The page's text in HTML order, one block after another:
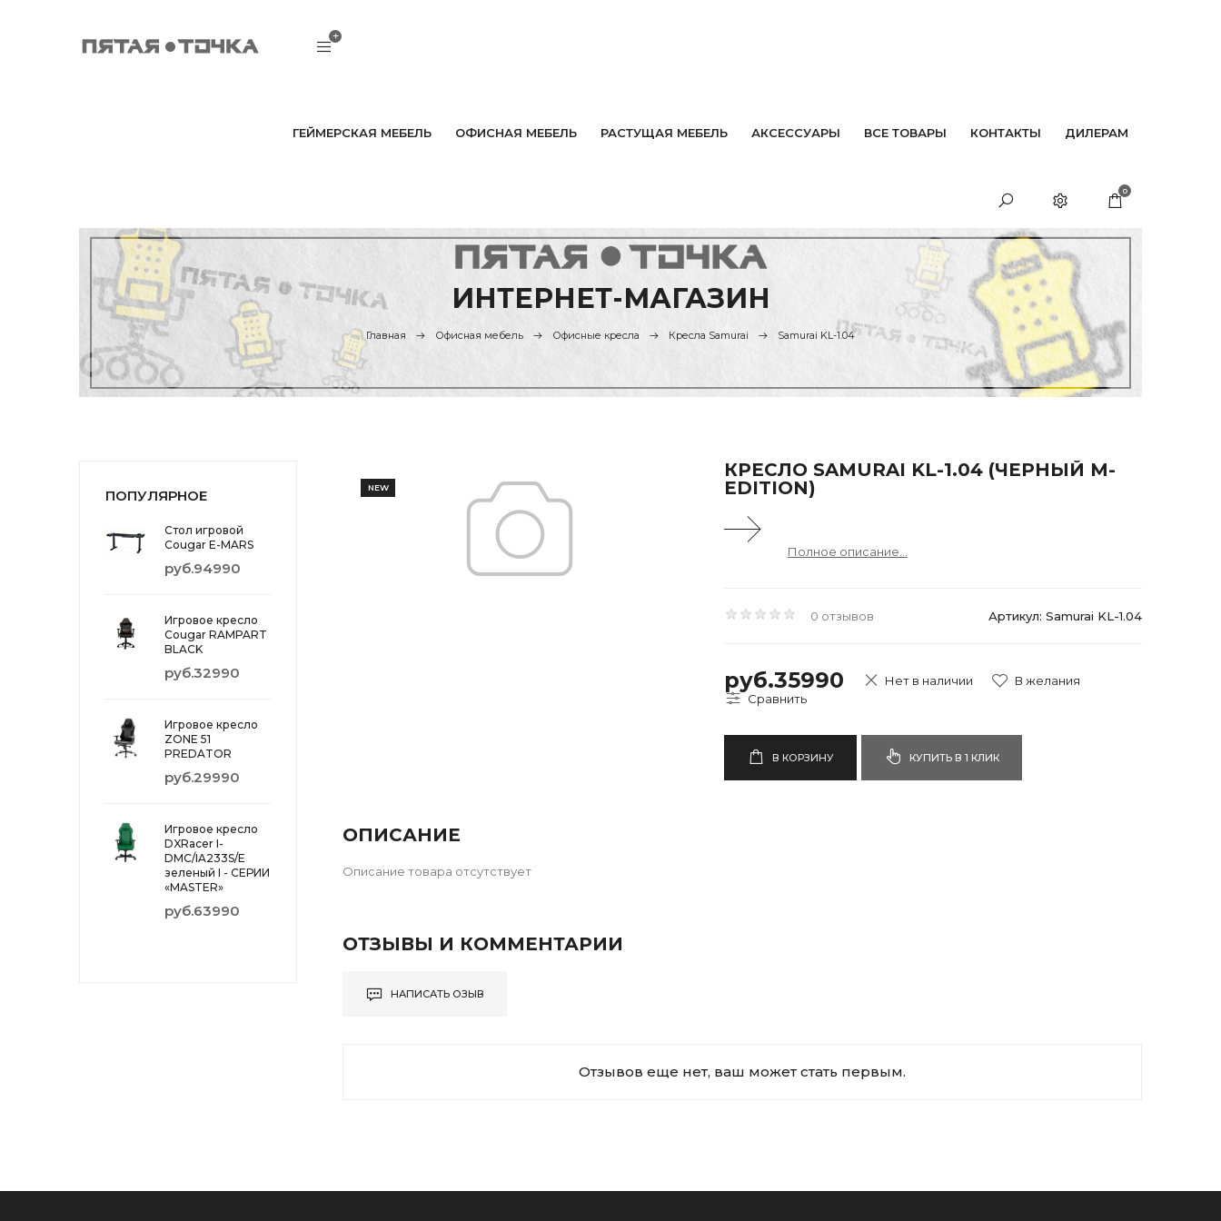
ГЕЙМЕРСКАЯ МЕБЕЛЬ ОФИСНАЯ МЕБЕЛЬ РАСТУЩАЯ МЕБЕЛЬ АКСЕССУАРЫ ВСЕ ТОВАРЫ КОНТАКТЫ ДИЛЕРАМ
0
ИНТЕРНЕТ-МАГАЗИН
Главная Офисная мебель Офисные кресла Кресла Samurai Samurai KL-1.04
NEW
КРЕСЛО SAMURAI KL-1.04 (ЧЕРНЫЙ M-
EDITION)
Полное описание...
0 отзывов Артикул: Samurai KL-1.04
руб.35990 Нет в наличии
В КОРЗИНУ КУПИТЬ В 1 КЛИК
ОПИСАНИЕ
Описание товара отсутствует
ОТЗЫВЫ И КОММЕНТАРИИ
НАПИСАТЬ ОЗЫВ
Отзывов еще нет, ваш может стать первым.
ПОПУЛЯРНОЕ
Стол игровой
Cougar E-MARS
руб.94990
Игровое кресло
Cougar RAMPART
BLACK
руб.32990
Игровое кресло
ZONE 51
PREDATOR
руб.29990
Игровое кресло
DXRacer I-
DMC/IA233S/E
зеленый I - СЕРИИ
«MASTER»
руб.63990